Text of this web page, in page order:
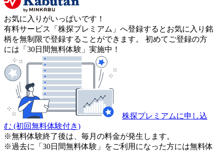
お気に入りがいっぱいです！
有料サービス「株探プレミアム」へ登録するとお気に入り銘
柄を無制限で登録することができます。 初めてご登録の方
には「30日間無料体験」実施中！
株探プレミアムに申し込
む (初回無料体験付き)
※無料体験終了後は、毎月の料金が発生します。
※過去に「30日間無料体験」をご利用になった方には無料体